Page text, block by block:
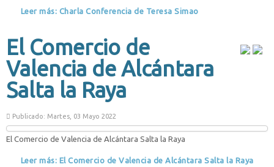
Leer más: Charla Conferencia de Teresa Simao
El Comercio de
Valencia de Alcántara
Salta la Raya
Publicado: Martes, 03 Mayo 2022
El Comercio de Valencia de Alcántara Salta la Raya
Leer más: El Comercio de Valencia de Alcántara Salta la Raya